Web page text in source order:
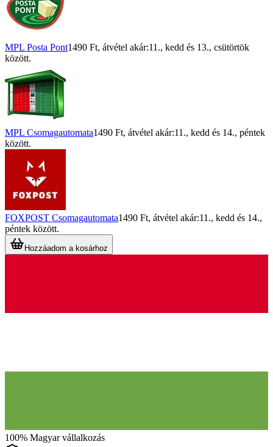
MPL Posta Pont1490 Ft, átvétel akár:11., kedd és 13., csütörtök
között.
MPL Csomagautomata1490 Ft, átvétel akár:11., kedd és 14., péntek
között.
FOXPOST Csomagautomata1490 Ft, átvétel akár:11., kedd és 14.,
péntek között.
Hozzáadom a kosárhoz
100% Magyar vállalkozás